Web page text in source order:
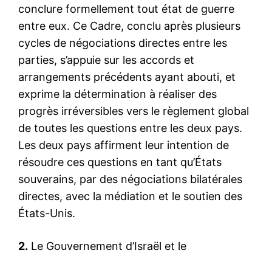
conclure formellement tout état de guerre
entre eux. Ce Cadre, conclu après plusieurs
cycles de négociations directes entre les
parties, s’appuie sur les accords et
arrangements précédents ayant abouti, et
exprime la détermination à réaliser des
progrès irréversibles vers le règlement global
de toutes les questions entre les deux pays.
Les deux pays affirment leur intention de
résoudre ces questions en tant qu’États
souverains, par des négociations bilatérales
directes, avec la médiation et le soutien des
États-Unis.
2. Le Gouvernement d’Israël et le